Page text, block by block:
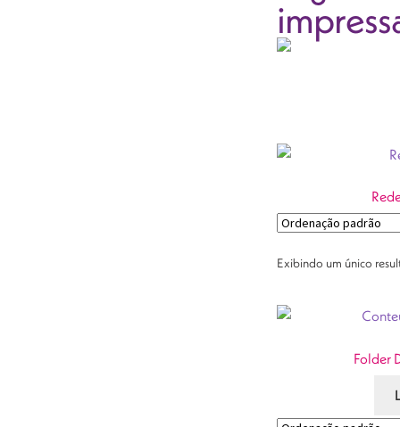
Exibindo um único
Folder